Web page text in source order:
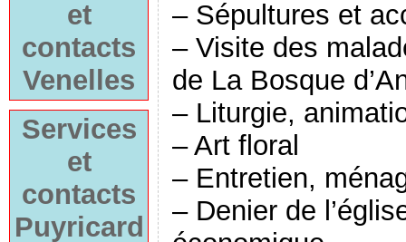
et
contacts
Venelles
Services
et
contacts
Puyricard
– Sépultures et
– Visite des
de La Bosque
– Liturgie,
– Art floral
– Entretien,
– Denier de